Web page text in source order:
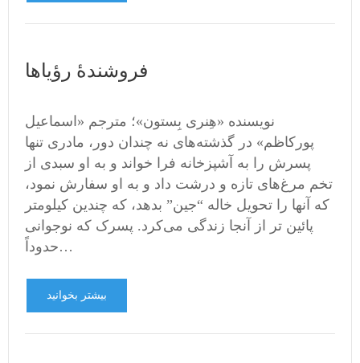
فروشندۀ رؤیاها
نویسنده «هِنری بِستون»؛ مترجم «اسماعیل
پورکاظم» در گذشته‌های نه چندان دور، مادری تنها
پسرش را به آشپزخانه فرا خواند و به او سبدی از
تخم مرغ‌های تازه و درشت داد و به او سفارش نمود،
که آنها را تحویل خاله “جین” بدهد، که چندین کیلومتر
پائین تر از آنجا زندگی می‌کرد. پسرک که نوجوانی
حدوداً…
بیشتر بخوانید